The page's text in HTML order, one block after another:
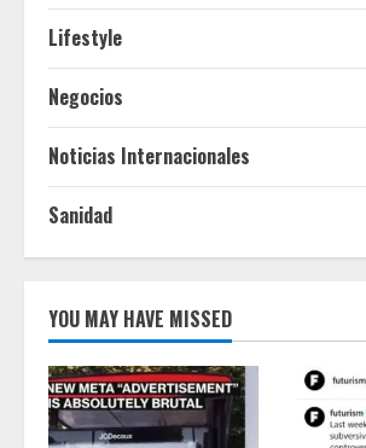
Lifestyle
Negocios
Noticias Internacionales
Sanidad
YOU MAY HAVE MISSED